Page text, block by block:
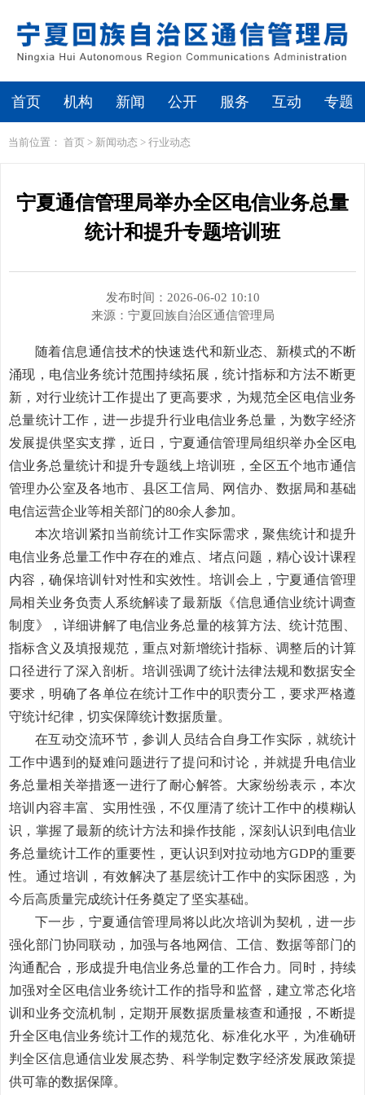
首页 机构 新闻 公开 服务 互动 专题
当前位置： 首页 > 新闻动态 > 行业动态
宁夏通信管理局举办全区电信业务总量
统计和提升专题培训班
发布时间：2026-06-02 10:10
来源： 宁夏回族自治区通信管理局
随着信息通信技术的快速迭代和新业态、新模式的不断
涌现，电信业务统计范围持续拓展，统计指标和方法不断更
新，对行业统计工作提出了更高要求，为规范全区电信业务
总量统计工作，进一步提升行业电信业务总量 ，为数字经济
发展提供坚实支撑， 近 日，宁夏通信管理局组织举办全区电
信业务总量统计和提升专题线上培训班 ，全区五个地市通信
管理办公室及各地市、县区工信局、网信办、数据局和基础
电信运营企业等相关部门的80余 人 参加。
本次培训紧扣当前统计工作实际需求，聚焦统计和提升
电信业务总量工作中存在的难点、堵点问题，精心设计课程
内容，确保培训针对性和实效性。培训会上，宁夏通信管理
局相关业务负责人系统解读了最新版《信息通信业统计调查
制度》，详细讲解了电信业务总量的核算方法、统计范围、
指标含义及填报规范，重点对新增统计指标、调整后的计算
口径进行了深入剖析。培训强调了统计法律法规和数据安全
要求，明确了各单位在统计工作中的职责分工，要求严格遵
守统计纪律，切实保障统计数据质量。
在互动交流环节，参训人员结合自身工作实际，就统计
工作中遇到的疑难问题进行了提问和讨论，并就提升电信业
务总量相关举措逐一进行了耐心解答。大家纷纷表示，本次
培训内容丰富、实用性强，不仅厘清了统计工作中的模糊认
识，掌握了最新的统计方法和操作技能，深刻认识到电信业
务总量统计工作的重要性，更认识到对拉动地方GDP的重要
性。通过培训，有效解决了基层统计工作中的实际困惑，为
今后高质量完成统计任务奠定了坚实基础。
下一步，宁夏通信管理局将以此次培训为契机，进一步
强化部门协同联动，加强与各地网信、工信、数据等部门的
沟通配合，形成提升电信业务总量的工作合力。同时，持续
加强对全区电信业务统计工作的指导和监督，建立常态化培
训和业务交流机制，定期开展数据质量核查和通报，不断提
升全区电信业务统计工作的规范化、标准化水平，为准确研
判全区信息通信业发展态势、科学制定数字经济发展政策提
供可靠的数据保障。